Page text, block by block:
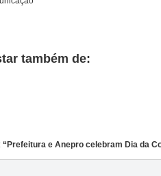
também de:
“Prefeitura e Anepro celebram Dia da